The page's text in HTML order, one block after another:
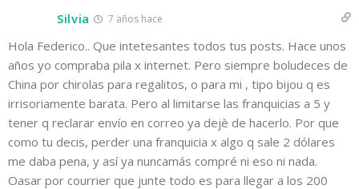
Silvia 7 años hace
Hola Federico.. Que intetesantes todos tus posts. Hace unos
años yo compraba pila x internet. Pero siempre boludeces de
China por chirolas para regalitos, o para mi , tipo bijou q es
irrisoriamente barata. Pero al limitarse las franquicias a 5 y
tener q reclarar envío en correo ya dejè de hacerlo. Por que
como tu decis, perder una franquicia x algo q sale 2 dólares
me daba pena, y así ya nuncamás compré ni eso ni nada.
Oasar por courrier que junte todo es para llegar a los 200